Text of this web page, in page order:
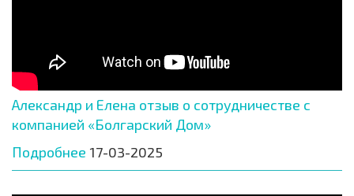
Александр и Елена отзыв о сотрудничестве с
компанией «Болгарский Дом»
Подробнее 17-03-2025